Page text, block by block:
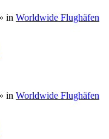
» in Worldwide Flughäfen
» in Worldwide Flughäfen